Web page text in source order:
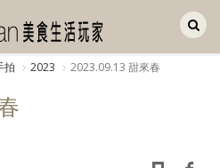
拍 2023 2023.09.13 甜來春